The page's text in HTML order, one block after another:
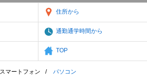
住所から
通勤通学時間から
TOP
スマートフォン パソコン